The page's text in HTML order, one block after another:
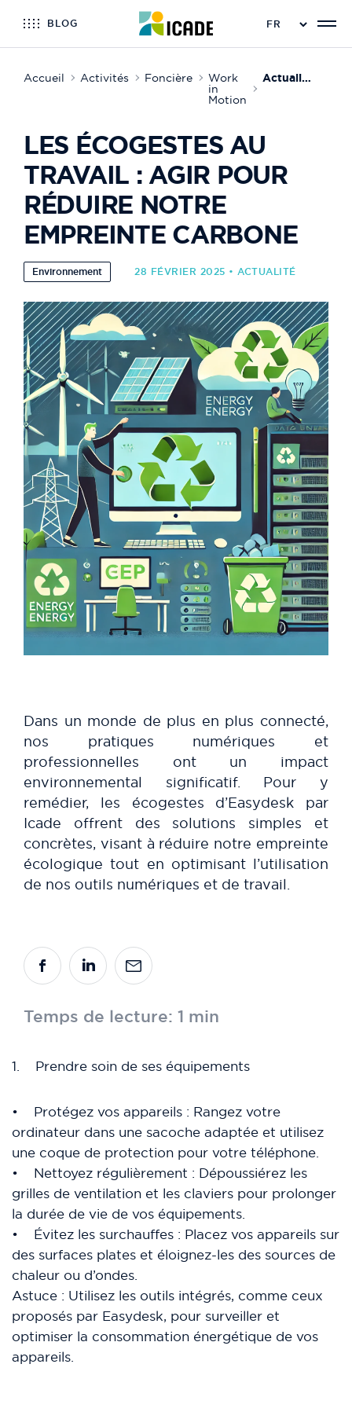
BLOG
Accueil Activités Foncière Work
in
Motion
Actualité de Work in Motion
LES ÉCOGESTES AU
TRAVAIL : AGIR POUR
RÉDUIRE NOTRE
EMPREINTE CARBONE
Environnement 28 FÉVRIER 2025 • ACTUALITÉ
Dans un monde de plus en plus connecté,
nos pratiques numériques et
professionnelles ont un impact
environnemental significatif. Pour y
remédier, les écogestes d’Easydesk par
Icade offrent des solutions simples et
concrètes, visant à réduire notre empreinte
écologique tout en optimisant l’utilisation
de nos outils numériques et de travail.
Temps de lecture: 1 min
1. Prendre soin de ses équipements
• Protégez vos appareils : Rangez votre
ordinateur dans une sacoche adaptée et utilisez
une coque de protection pour votre téléphone.
• Nettoyez régulièrement : Dépoussiérez les
grilles de ventilation et les claviers pour prolonger
la durée de vie de vos équipements.
• Évitez les surchauffes : Placez vos appareils sur
des surfaces plates et éloignez-les des sources de
chaleur ou d’ondes.
Astuce : Utilisez les outils intégrés, comme ceux
proposés par Easydesk, pour surveiller et
optimiser la consommation énergétique de vos
appareils.